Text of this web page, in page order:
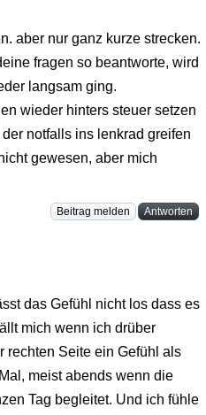
aber nur ganz kurze strecken.
fragen so beantworte, wird
langsam ging.
wieder hinters steuer setzen
notfalls ins lenkrad greifen
gewesen, aber mich
Beitrag melden Antworten
das Gefühl nicht los dass es
mich wenn ich drüber
rechten Seite ein Gefühl als
meist abends wenn die
Tag begleitet. Und ich fühle